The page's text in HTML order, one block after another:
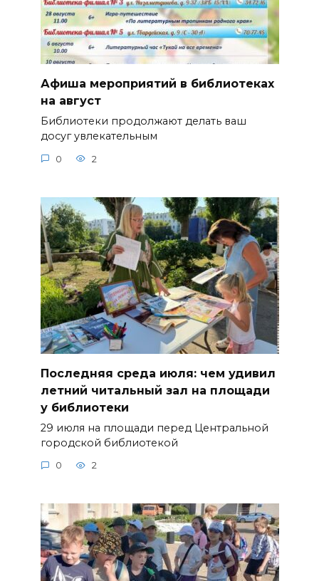
Афиша мероприятий в библиотеках
на август
Библиотеки продолжают делать ваш
досуг увлекательным
0 2
Последняя среда июля: чем удивил
летний читальный зал на площади
у библиотеки
29 июля на площади перед Центральной
городской библиотекой
0 2